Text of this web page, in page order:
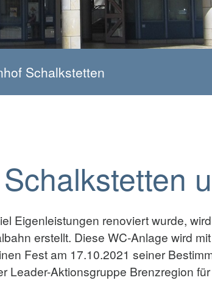
Schalkstetten
Eigenleistungen renoviert wurde,
erstellt. Diese WC-Anlage wird
Fest am 17.10.2021 seiner
Aktionsgruppe Brenzregion